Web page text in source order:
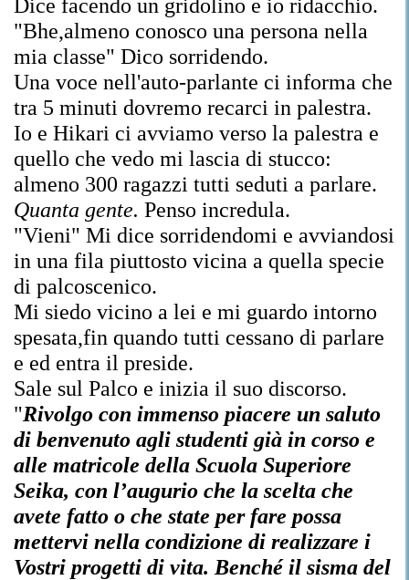
Dice facendo un gridolino e io ridacchio.
"Bhe,almeno conosco una persona nella
mia classe" Dico sorridendo.
Una voce nell'auto-parlante ci informa che
tra 5 minuti dovremo recarci in palestra.
Io e Hikari ci avviamo verso la palestra e
quello che vedo mi lascia di stucco:
almeno 300 ragazzi tutti seduti a parlare.
Quanta gente. Penso incredula.
"Vieni" Mi dice sorridendomi e avviandosi
in una fila piuttosto vicina a quella specie
di palcoscenico.
Mi siedo vicino a lei e mi guardo intorno
spesata,fin quando tutti cessano di parlare
e ed entra il preside.
Sale sul Palco e inizia il suo discorso.
"Rivolgo con immenso piacere un saluto
di benvenuto agli studenti già in corso e
alle matricole della Scuola Superiore
Seika, con l’augurio che la scelta che
avete fatto o che state per fare possa
mettervi nella condizione di realizzare i
Vostri progetti di vita. Benché il sisma del